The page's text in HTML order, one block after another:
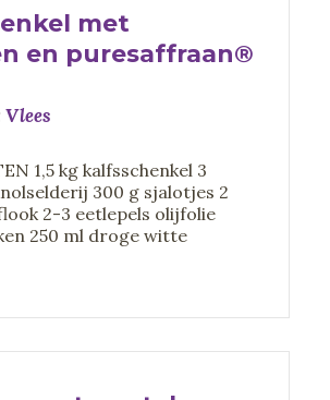
met
en puresaffraan®
Vlees
1,5 kg kalfsschenkel 3
300 g sjalotjes 2
2-3 eetlepels olijfolie
250 ml droge witte